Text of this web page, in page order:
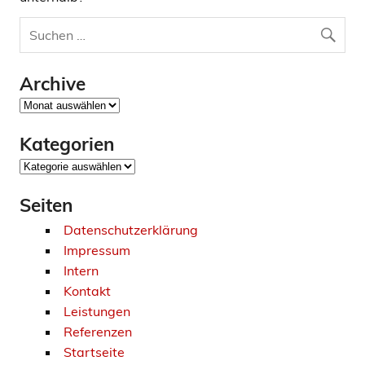
Archive
Archive
Kategorien
Kategorien
Seiten
Datenschutzerklärung
Impressum
Intern
Kontakt
Leistungen
Referenzen
Startseite